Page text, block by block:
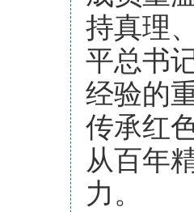
持真理
平总书
经验的
传承红
从百年
力。